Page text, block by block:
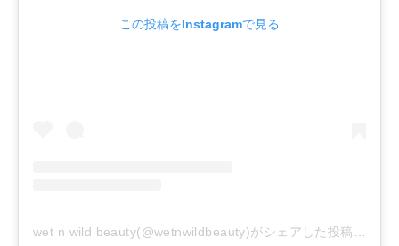
この投稿をInstagramで見る